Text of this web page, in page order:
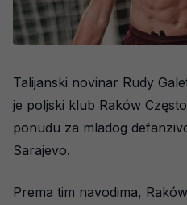
Talijanski novinar Rudy
je poljski klub Raków
ponudu za mladog
Sarajevo.
Prema tim navodima,